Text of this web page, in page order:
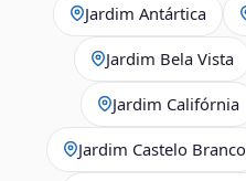
Jardim Antártica
Jardim Bela Vista
Jardim Califórnia
Jardim Castelo Branco